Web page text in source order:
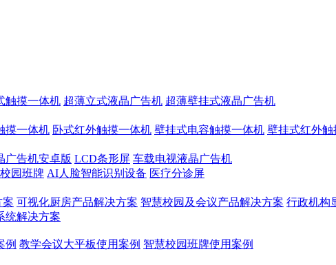
触摸一体机 超薄立式液晶广告机 超薄壁挂式液晶广告机
摸一体机 卧式红外触摸一体机 壁挂式电容触摸一体机 壁挂式红外触
广告机安卓版 LCD条形屏 车载电视液晶广告机
园班牌 AI人脸智能识别设备 医疗分诊屏
案 可视化厨房产品解决方案 智慧校园及会议产品解决方案 行政机构
统解决方案
例 教学会议大平板使用案例 智慧校园班牌使用案例